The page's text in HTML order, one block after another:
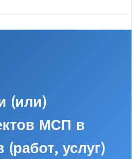
(или)
МСП в
услуг)